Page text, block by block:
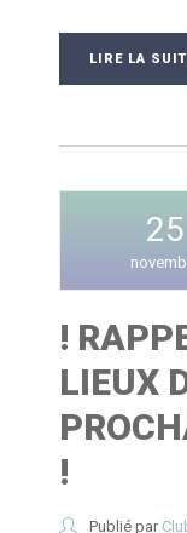
LIRE LA
25
!
LIEUX
!
Publié par